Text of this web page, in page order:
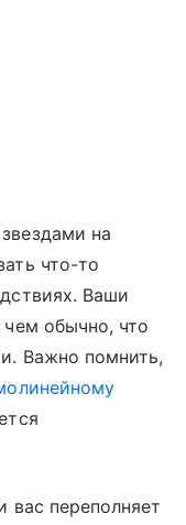
на
что-то
Ваши
чем обычно, что
Важно помнить,
вас переполняет